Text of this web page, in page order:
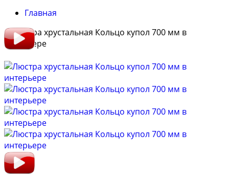
Главная